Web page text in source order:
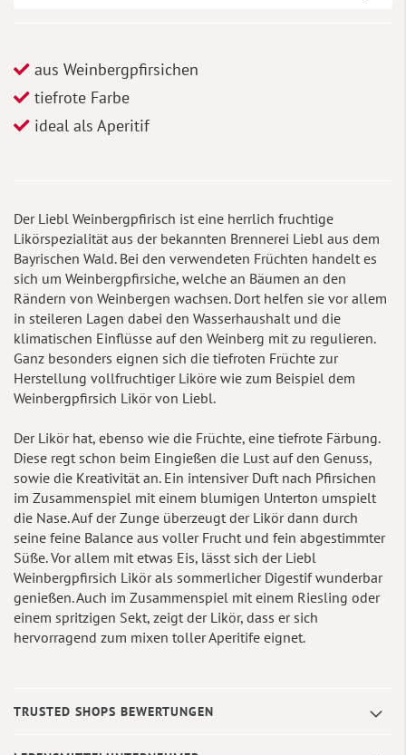
aus Weinbergpfirsichen
tiefrote Farbe
ideal als Aperitif
Der Liebl Weinbergpfirisch ist eine herrlich fruchtige
Likörspezialität aus der bekannten Brennerei Liebl aus dem
Bayrischen Wald. Bei den verwendeten Früchten handelt es
sich um Weinbergpfirsiche, welche an Bäumen an den
Rändern von Weinbergen wachsen. Dort helfen sie vor allem
in steileren Lagen dabei den Wasserhaushalt und die
klimatischen Einflüsse auf den Weinberg mit zu regulieren.
Ganz besonders eignen sich die tiefroten Früchte zur
Herstellung vollfruchtiger Liköre wie zum Beispiel dem
Weinbergpfirsich Likör von Liebl.
Der Likör hat, ebenso wie die Früchte, eine tiefrote Färbung.
Diese regt schon beim Eingießen die Lust auf den Genuss,
sowie die Kreativität an. Ein intensiver Duft nach Pfirsichen
im Zusammenspiel mit einem blumigen Unterton umspielt
die Nase. Auf der Zunge überzeugt der Likör dann durch
seine feine Balance aus voller Frucht und fein abgestimmter
Süße. Vor allem mit etwas Eis, lässt sich der Liebl
Weinbergpfirsich Likör als sommerlicher Digestif wunderbar
genießen. Auch im Zusammenspiel mit einem Riesling oder
einem spritzigen Sekt, zeigt der Likör, dass er sich
hervorragend zum mixen toller Aperitife eignet.
TRUSTED SHOPS BEWERTUNGEN